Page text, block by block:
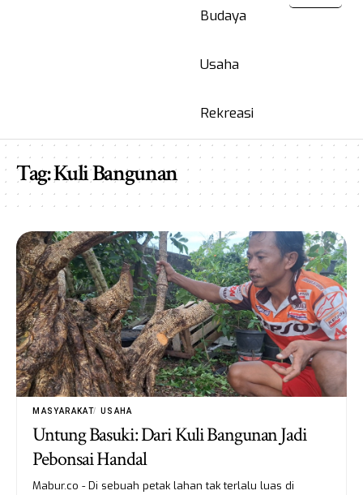
Budaya
Usaha
Rekreasi
Tag:Kuli Bangunan
MASYARAKAT USAHA
Untung Basuki: Dari Kuli Bangunan Jadi
Pebonsai Handal
Mabur.co - Di sebuah petak lahan tak terlalu luas di